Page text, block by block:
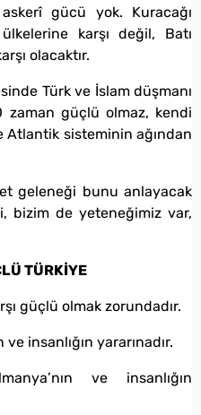
gücü yok. Kuracağı
karşı değil, Batı
olacaktır.
Türk ve İslam düşmanı
zaman güçlü olmaz, kendi
Atlantik sisteminin ağından
geleneği bunu anlayacak
bizim de yeteneğimiz var,
TÜRKİYE
güçlü olmak zorundadır.
insanlığın yararınadır.
ve insanlığın